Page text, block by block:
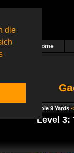
die
Home
Gagolga - Whole 9 Yards
Level 3: